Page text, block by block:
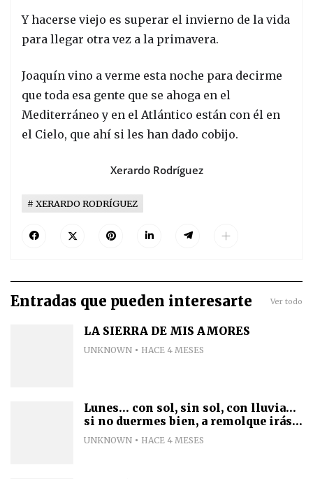
Y hacerse viejo es superar el invierno de la vida
para llegar otra vez a la primavera.
Joaquín vino a verme esta noche para decirme
que toda esa gente que se ahoga en el
Mediterráneo y en el Atlántico están con él en
el Cielo, que ahí si les han dado cobijo.
Xerardo Rodríguez
XERARDO RODRÍGUEZ
Entradas que pueden interesarte Ver todo
LA SIERRA DE MIS AMORES
UNKNOWN HACE 4 MESES
Lunes... con sol, sin sol, con lluvia...
si no duermes bien, a remolque irás...
UNKNOWN HACE 4 MESES